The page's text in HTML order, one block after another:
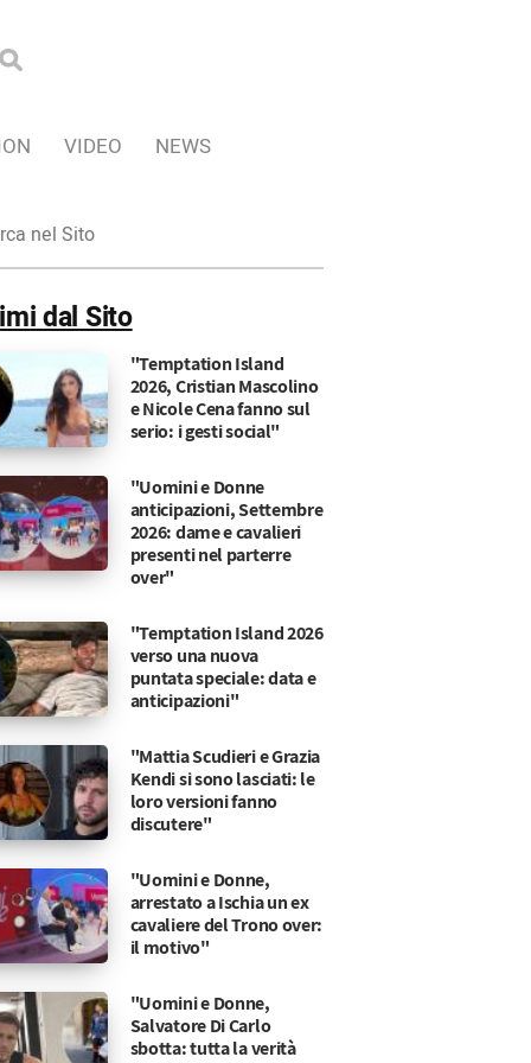
VIDEO NEWS
dal Sito
"Temptation Island
2026, Cristian Mascolino
e Nicole Cena fanno sul
serio: i gesti social"
"Uomini e Donne
anticipazioni, Settembre
2026: dame e cavalieri
presenti nel parterre
over"
"Temptation Island 2026
verso una nuova
puntata speciale: data e
anticipazioni"
"Mattia Scudieri e Grazia
Kendi si sono lasciati: le
loro versioni fanno
discutere"
"Uomini e Donne,
arrestato a Ischia un ex
cavaliere del Trono over:
il motivo"
"Uomini e Donne,
Salvatore Di Carlo
sbotta: tutta la verità